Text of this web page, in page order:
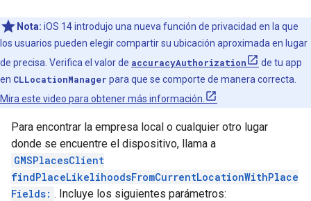
Nota: iOS 14 introdujo una nueva función de privacidad en la que
los usuarios pueden elegir compartir su ubicación aproximada en lugar
de precisa. Verifica el valor de accuracyAuthorization
de tu app
en CLLocationManager para que se comporte de manera correcta.
Mira este video para obtener más información.
Para encontrar la empresa local o cualquier otro lugar
donde se encuentre el dispositivo, llama a
GMSPlacesClient
findPlaceLikelihoodsFromCurrentLocationWithPlace
Fields: . Incluye los siguientes parámetros: